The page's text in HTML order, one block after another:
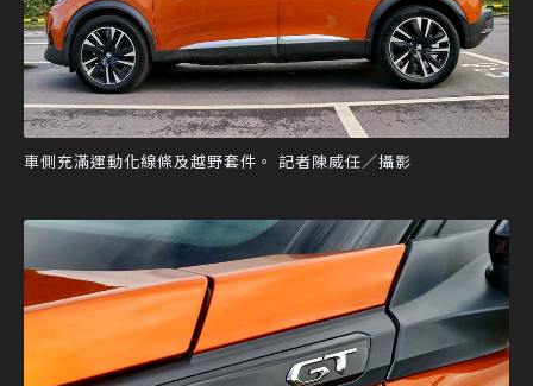
車側充滿運動化線條及越野套件。 記者陳威任／攝影